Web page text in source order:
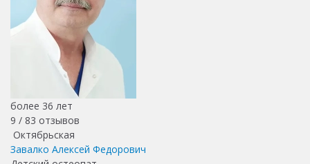
более 36 лет
9 / 83 отзывов
Октябрьская
Завалко Алексей Федорович